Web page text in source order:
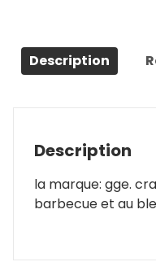
Description
Description
la marque: gge.
barbecue et au